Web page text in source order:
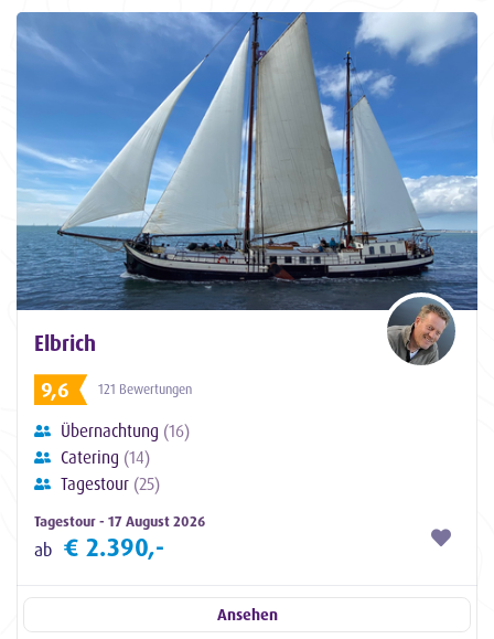
Elbrich
9,6
121 Bewertungen
Übernachtung (16)
Catering (14)
Tagestour (25)
Tagestour - 17 August 2026
ab € 2.390,-
Ansehen